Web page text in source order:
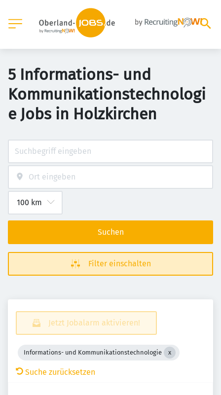
5 Informations- und
Kommunikationstechnologi
e Jobs in Holzkirchen
Suchen
Filter einschalten
Jetzt Jobalarm aktivieren!
Informations- und Kommunikationstechnologie
Suche zurücksetzen